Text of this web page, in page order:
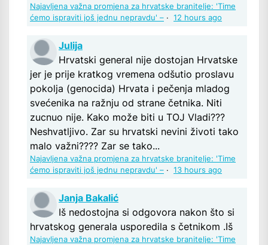
Najavljena važna promjena za hrvatske branitelje: 'Time
ćemo ispraviti još jednu nepravdu' – · 12 hours ago
Julija
Hrvatski general nije dostojan Hrvatske
jer je prije kratkog vremena odšutio proslavu
pokolja (genocida) Hrvata i pečenja mladog
svećenika na ražnju od strane četnika. Niti
zucnuo nije. Kako može biti u TOJ Vladi???
Neshvatljivo. Zar su hrvatski nevini životi tako
malo važni???? Zar se tako...
Najavljena važna promjena za hrvatske branitelje: 'Time
ćemo ispraviti još jednu nepravdu' – · 13 hours ago
Janja Bakalić
Iš nedostojna si odgovora nakon što si
hrvatskog generala usporedila s četnikom .Iš
Najavljena važna promjena za hrvatske branitelje: 'Time